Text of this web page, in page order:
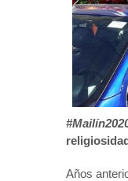
Años